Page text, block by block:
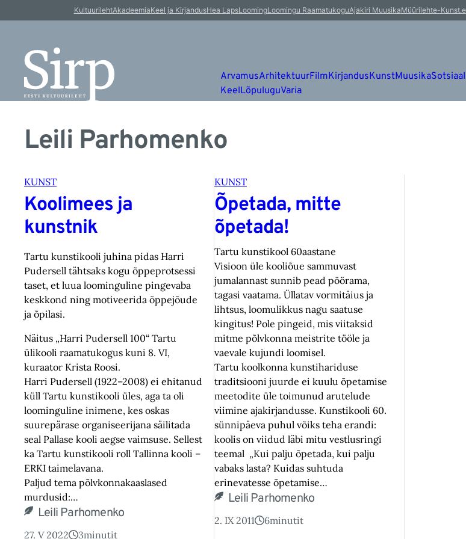
KultuurilehtAkadeemiaKeel ja KirjandusHea LapsLoomingLoomingu RaamatukoguAjakiri MuusikaMüürilehte-
ArvamusArhitektuurFilmKirjandusKunstMuusika
KeelLõpuluguVaria
Leili Parhomenko
KUNST
Koolimees ja
kunstnik
Tartu kunstikooli juhina pidas Harri
Pudersell tähtsaks kogu õppeprotsessi
taset, et luua loominguline pingevaba
keskkond ning motiveerida õppejõude
ja õpilasi.
Näitus „Harri Pudersell 100“ Tartu
ülikooli raamatukogus kuni 8. VI,
kuraator Krista Roosi.
Harri Pudersell (1922–2008) ei ehitanud
küll Tartu kunstikooli üles, aga ta oli
loominguline inimene, kes oskas
suurepärase organiseerijana säilitada
seal Pallase kooli aegse vaimsuse. Sellest
ka Tartu kunstikooli roll Tallinna kooli –
ERKI taimelavana.
Paljud tema põlvkonnakaaslased
murdusid:…
Leili Parhomenko
27. V 2022 3minutit
KUNST
Õpetada, mitte
õpetada!
Tartu kunstikool 60aastane
Visioon üle kooliõue sammuvast
jumalannast sunnib pead pöörama,
tagasi vaatama. Üllatav vormitäius ja
lihtsus, loomulikkus nagu saatuse
kingitus! Pole pingeid, mis viitaksid
mitme põlvkonna meistrite tööle ja
vaevale kujundi loomisel.
Tartu koolkonna kunstihariduse
traditsiooni juurde ei kuulu õpetamise
meetodite üle toimunud arutelude
viimine ajakirjandusse. Kunstikooli 60.
sünnipäeva puhul võiks teha erandi:
koolis on viidud läbi mitu vestlusringi
teemal „Kui palju õpetada, kui palju
vabaks lasta? Kuidas suhtuda
erinevatesse õpetamise…
Leili Parhomenko
2. IX 2011 6minutit